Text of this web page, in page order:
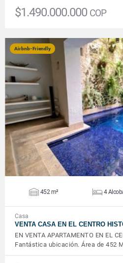
$1.490.000.000 COP
Airbnb-Friendly
VER
452 m² 4
Casa
VENTA CASA EN EL CENTRO
EN VENTA APARTAMENTO EN EL
Fantástica ubicación. Área de 452